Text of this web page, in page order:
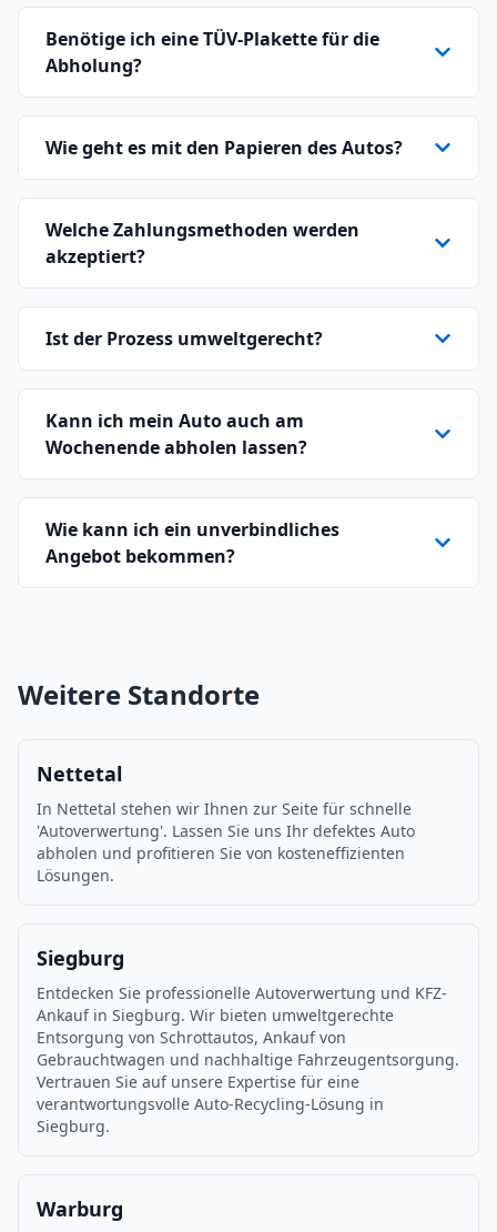
Benötige ich eine TÜV-Plakette für die
Abholung?
Wie geht es mit den Papieren des Autos?
Welche Zahlungsmethoden werden
akzeptiert?
Ist der Prozess umweltgerecht?
Kann ich mein Auto auch am
Wochenende abholen lassen?
Wie kann ich ein unverbindliches
Angebot bekommen?
Weitere Standorte
Nettetal
In Nettetal stehen wir Ihnen zur Seite für schnelle
'Autoverwertung'. Lassen Sie uns Ihr defektes Auto
abholen und profitieren Sie von kosteneffizienten
Lösungen.
Siegburg
Entdecken Sie professionelle Autoverwertung und KFZ-
Ankauf in Siegburg. Wir bieten umweltgerechte
Entsorgung von Schrottautos, Ankauf von
Gebrauchtwagen und nachhaltige Fahrzeugentsorgung.
Vertrauen Sie auf unsere Expertise für eine
verantwortungsvolle Auto-Recycling-Lösung in
Siegburg.
Warburg